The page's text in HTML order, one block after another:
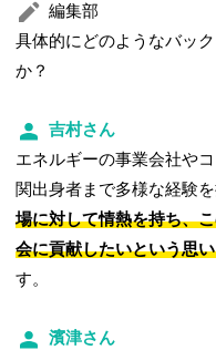
編集部
具体的にどのようなバッ
か？
吉村さん
エネルギーの事業会社や
関出身者まで多様な経験
場に対して情熱を持ち、
会に貢献したいという思
す。
濱津さん